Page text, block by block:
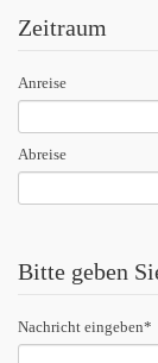
Zeitraum
Anreise
Abreise
Bitte geben
Nachricht eingeben*